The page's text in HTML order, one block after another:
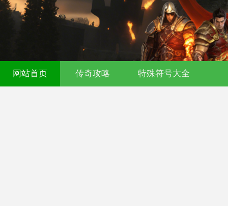
521fu 传奇发布网 - 今日新开传奇私
网站首页 传奇攻略 特殊符号大全